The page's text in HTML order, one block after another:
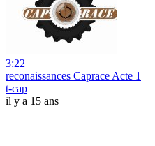
3:22
reconaissances Caprace Acte 1
t-cap
il y a 15 ans